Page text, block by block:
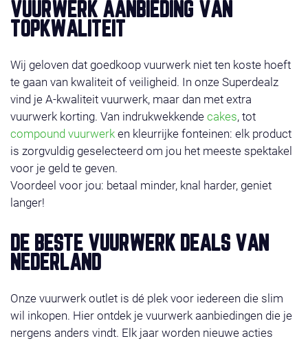
VUURWERK AANBIEDING VAN
TOPKWALITEIT
Wij geloven dat goedkoop vuurwerk niet ten koste hoeft
te gaan van kwaliteit of veiligheid. In onze Superdealz
vind je A-kwaliteit vuurwerk, maar dan met extra
vuurwerk korting. Van indrukwekkende cakes, tot
compound vuurwerk en kleurrijke fonteinen: elk product
is zorgvuldig geselecteerd om jou het meeste spektakel
voor je geld te geven.
Voordeel voor jou: betaal minder, knal harder, geniet
langer!
DE BESTE VUURWERK DEALS VAN
NEDERLAND
Onze vuurwerk outlet is dé plek voor iedereen die slim
wil inkopen. Hier ontdek je vuurwerk aanbiedingen die je
nergens anders vindt. Elk jaar worden nieuwe acties